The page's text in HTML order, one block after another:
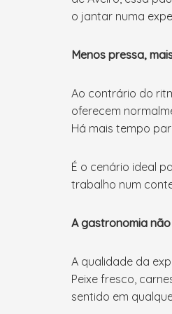
o jantar numa
Menos pressa,
Ao contrário do
oferecem
Há mais tempo
É o cenário ideal
trabalho num
A gastronomia
A qualidade da
Peixe fresco,
sentido em